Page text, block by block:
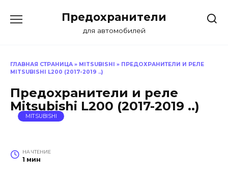
Предохранители
для автомобилей
ГЛАВНАЯ СТРАНИЦА » MITSUBISHI » ПРЕДОХРАНИТЕЛИ И РЕЛЕ
MITSUBISHI L200 (2017-2019 ..)
Предохранители и реле
Mitsubishi L200 (2017-2019 ..)
MITSUBISHI
НА ЧТЕНИЕ
1 мин